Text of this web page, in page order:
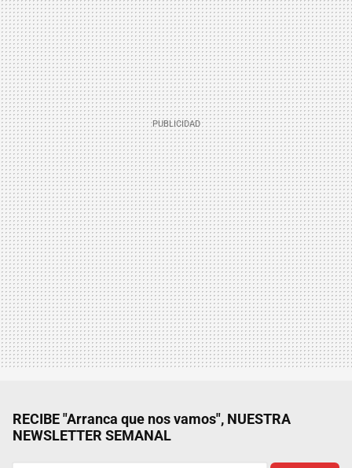
RECIBE "Arranca que nos vamos", NUESTRA
NEWSLETTER SEMANAL